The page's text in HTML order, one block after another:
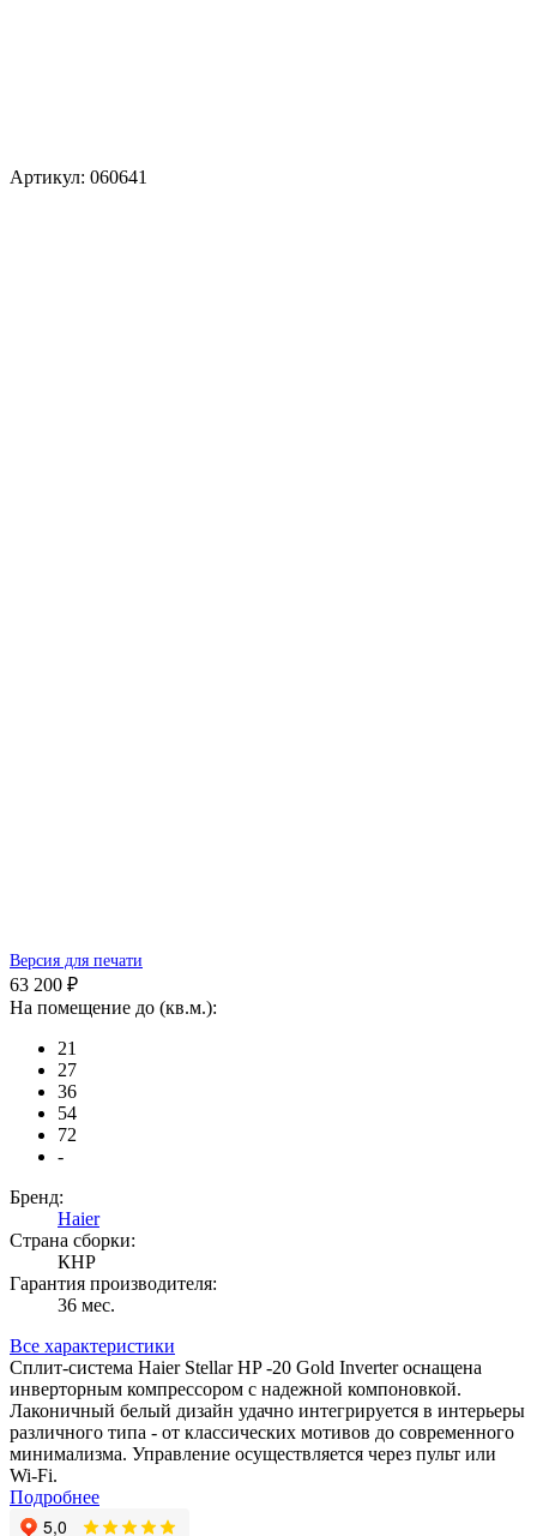
Артикул: 060641
Версия для печати
63 200 ₽
На помещение до (кв.м.):
21
27
36
54
72
-
Бренд:
Haier
Страна сборки:
КНР
Гарантия производителя:
36 мес.
Все характеристики
Сплит-система Haier Stellar HP -20 Gold Inverter оснащена
инверторным компрессором с надежной компоновкой.
Лаконичный белый дизайн удачно интегрируется в интерьеры
различного типа - от классических мотивов до современного
минимализма. Управление осуществляется через пульт или
Wi-Fi.
Подробнее